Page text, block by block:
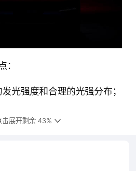
：
发光强度和合理的光强分布；
发光上升前沿时间；
击展开剩余 43%